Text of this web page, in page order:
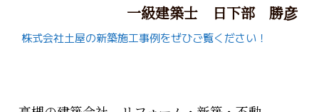
一級建築士 日下部 勝彦
株式会社土屋の新築施工事例をぜひご覧ください！